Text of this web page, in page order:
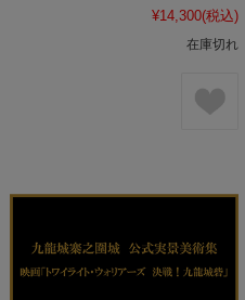
¥14,300(税込)
在庫切れ